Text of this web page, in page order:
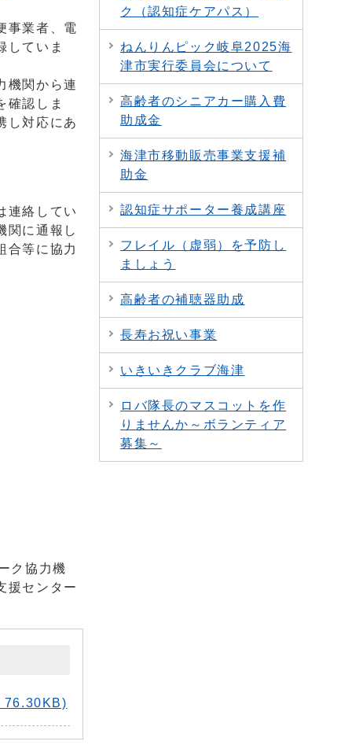
事業者、電
していま
機関から連
確認しま
し対応にあ
連絡してい
関に通報し
合等に協力
ク協力機
援センター
76.30KB)
ク（認知症ケアパス）
ねんりんピック岐阜2025海
津市実行委員会について
高齢者のシニアカー購入費
助成金
海津市移動販売事業支援補
助金
認知症サポーター養成講座
フレイル（虚弱）を予防し
ましょう
高齢者の補聴器助成
長寿お祝い事業
いきいきクラブ海津
ロバ隊長のマスコットを作
りませんか～ボランティア
募集～